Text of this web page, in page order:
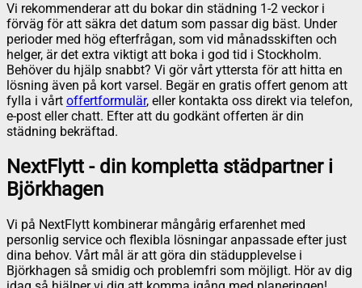
Vi rekommenderar att du bokar din städning 1-2 veckor i
förväg för att säkra det datum som passar dig bäst. Under
perioder med hög efterfrågan, som vid månadsskiften och
helger, är det extra viktigt att boka i god tid i Stockholm.
Behöver du hjälp snabbt? Vi gör vårt yttersta för att hitta en
lösning även på kort varsel. Begär en gratis offert genom att
fylla i vårt offertformulär, eller kontakta oss direkt via telefon,
e-post eller chatt. Efter att du godkänt offerten är din
städning bekräftad.
NextFlytt - din kompletta städpartner i
Björkhagen
Vi på NextFlytt kombinerar mångårig erfarenhet med
personlig service och flexibla lösningar anpassade efter just
dina behov. Vårt mål är att göra din städupplevelse i
Björkhagen så smidig och problemfri som möjligt. Hör av dig